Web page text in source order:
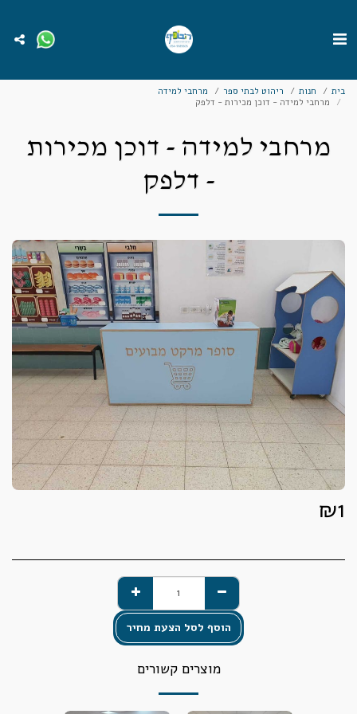
בית חנות ריהוט לבתי ספר
מרחבי למידה
מרחבי למידה - דוכן מכירות - דלפק
מרחבי למידה - דוכן מכירות
- דלפק
₪1
הוסף לסל הצעת מחיר
מוצרים קשורים